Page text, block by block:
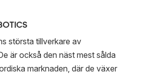
största tillverkare av
är också den näst mest sålda
marknaden, där de växer